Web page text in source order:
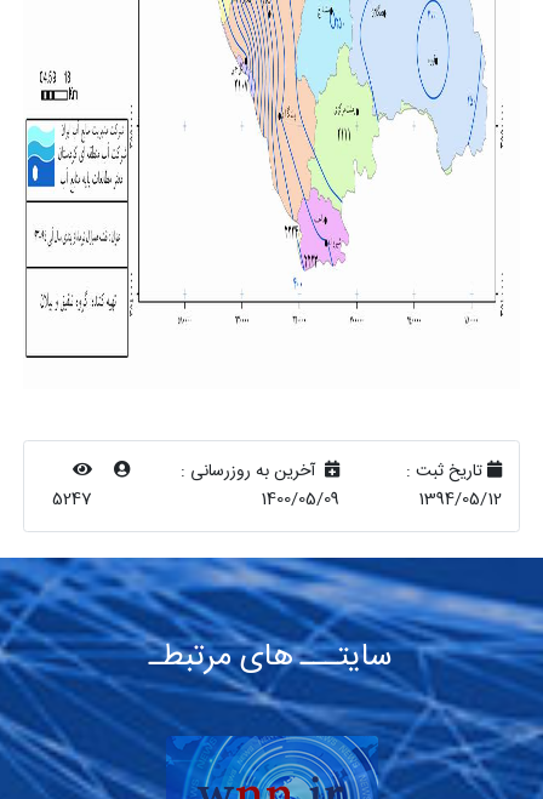
تاریخ ثبت :
1394/05/12
آخرین به روزرسانی :
1400/05/09
5247
سایتـــ های مرتبطـ